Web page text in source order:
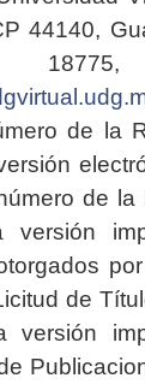
44140,
de la
de
de
versión